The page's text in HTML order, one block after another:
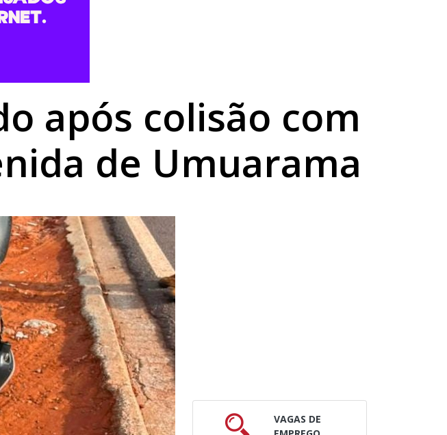
R$ 15 mil em Douradina
após colisão com
de Umuarama
VAGAS DE